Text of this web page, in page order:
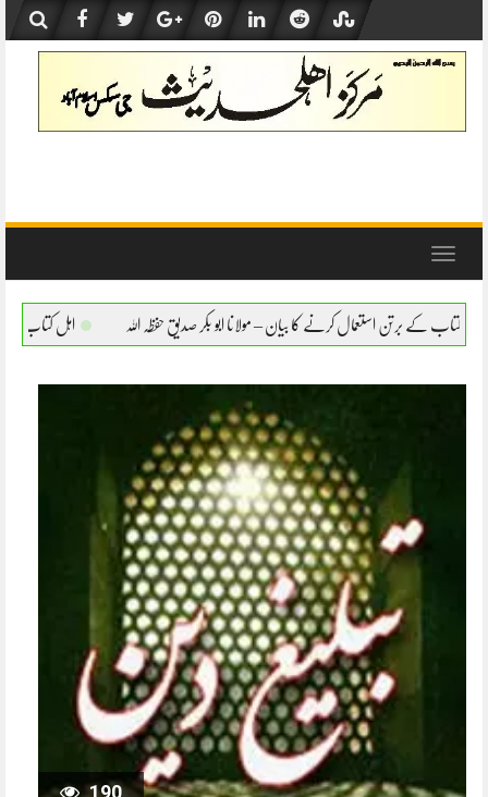
content
Toggle
کا بیان – مولانا ابو بکر صدیق حفظہ اللہ اہل کتاب کے برتن استعمال کرنے کا بیان –
190